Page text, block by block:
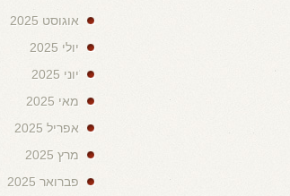
אוגוסט 2025
יולי 2025
יוני 2025
מאי 2025
אפריל 2025
מרץ 2025
פברואר 2025